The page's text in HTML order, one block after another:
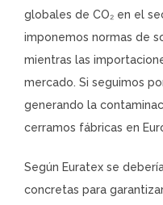
globales de CO₂ en el
imponemos normas de
mientras las
mercado. Si seguimos
generando la
cerramos fábricas en
Según Euratex se
concretas para